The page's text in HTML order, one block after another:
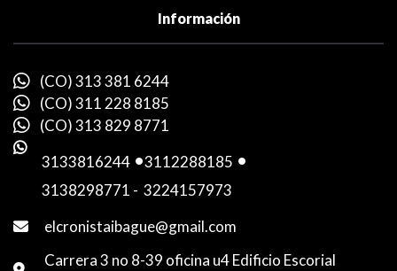
Información
(CO) 313 381 6244
(CO) 311 228 8185
(CO) 313 829 8771
3133816244 -3112288185 -
3138298771 - 3224157973
elcronistaibague@gmail.com
Carrera 3 no 8-39 oficina u4 Edificio Escorial